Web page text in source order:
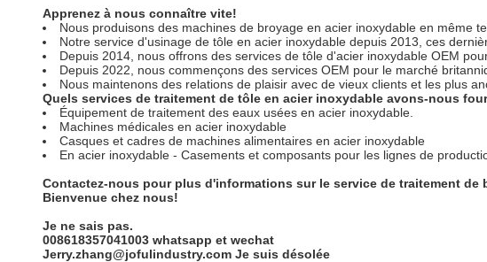
Apprenez à nous connaître vite!
Nous produisons des machines de broyage en acier inoxydable en même
Notre service d'usinage de tôle en acier inoxydable depuis 2013, ces
Depuis 2014, nous offrons des services de tôle d'acier inoxydable OEM
Depuis 2022, nous commençons des services OEM pour le marché
Nous maintenons des relations de plaisir avec de vieux clients et les plus
Quels services de traitement de tôle en acier inoxydable avons-nous
Équipement de traitement des eaux usées en acier inoxydable.
Machines médicales en acier inoxydable
Casques et cadres de machines alimentaires en acier inoxydable
En acier inoxydable - Casements et composants pour les lignes de
Contactez-nous pour plus d'informations sur le service de traitement
Bienvenue chez nous!
Je ne sais pas.
008618357041003 whatsapp et wechat
Jerry.zhang@jofulindustry.com Je suis désolée